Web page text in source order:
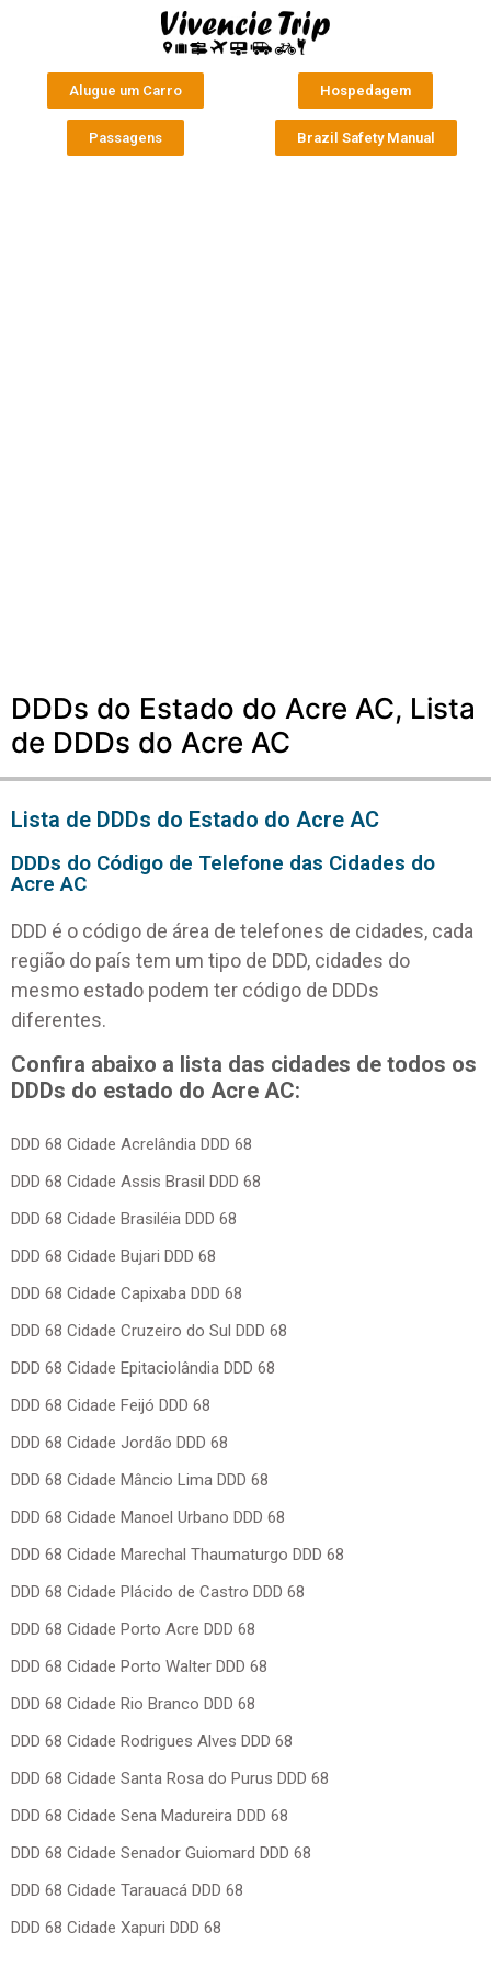
Alugue um Carro Hospedagem
Passagens Brazil Safety Manual
DDDs do Estado do Acre AC, Lista
de DDDs do Acre AC
Lista de DDDs do Estado do Acre AC
DDDs do Código de Telefone das Cidades do
Acre AC
DDD é o código de área de telefones de cidades, cada
região do país tem um tipo de DDD, cidades do
mesmo estado podem ter código de DDDs
diferentes.
Confira abaixo a lista das cidades de todos os
DDDs do estado do Acre AC:
DDD 68 Cidade Acrelândia DDD 68
DDD 68 Cidade Assis Brasil DDD 68
DDD 68 Cidade Brasiléia DDD 68
DDD 68 Cidade Bujari DDD 68
DDD 68 Cidade Capixaba DDD 68
DDD 68 Cidade Cruzeiro do Sul DDD 68
DDD 68 Cidade Epitaciolândia DDD 68
DDD 68 Cidade Feijó DDD 68
DDD 68 Cidade Jordão DDD 68
DDD 68 Cidade Mâncio Lima DDD 68
DDD 68 Cidade Manoel Urbano DDD 68
DDD 68 Cidade Marechal Thaumaturgo DDD 68
DDD 68 Cidade Plácido de Castro DDD 68
DDD 68 Cidade Porto Acre DDD 68
DDD 68 Cidade Porto Walter DDD 68
DDD 68 Cidade Rio Branco DDD 68
DDD 68 Cidade Rodrigues Alves DDD 68
DDD 68 Cidade Santa Rosa do Purus DDD 68
DDD 68 Cidade Sena Madureira DDD 68
DDD 68 Cidade Senador Guiomard DDD 68
DDD 68 Cidade Tarauacá DDD 68
DDD 68 Cidade Xapuri DDD 68